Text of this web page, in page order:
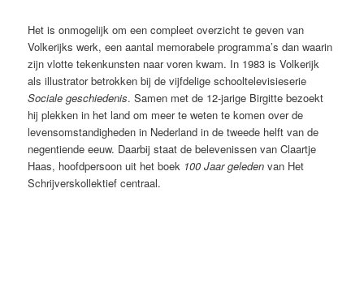
Het is onmogelijk om een compleet overzicht te geven van
Volkerijks werk, een aantal memorabele programma’s dan waarin
zijn vlotte tekenkunsten naar voren kwam. In 1983 is Volkerijk
als illustrator betrokken bij de vijfdelige schooltelevisieserie
Sociale geschiedenis. Samen met de 12-jarige Birgitte bezoekt
hij plekken in het land om meer te weten te komen over de
levensomstandigheden in Nederland in de tweede helft van de
negentiende eeuw. Daarbij staat de belevenissen van Claartje
Haas, hoofdpersoon uit het boek 100 Jaar geleden van Het
Schrijverskollektief centraal.